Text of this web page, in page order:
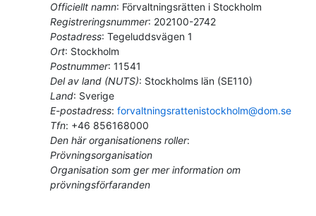
Officiellt namn: Förvaltningsrätten i Stockholm
Registreringsnummer: 202100-2742
Postadress: Tegeluddsvägen 1
Ort: Stockholm
Postnummer: 11541
Del av land (NUTS): Stockholms län (SE110)
Land: Sverige
E-postadress: forvaltningsrattenistockholm@dom.se
Tfn: +46 856168000
Den här organisationens roller:
Prövningsorganisation
Organisation som ger mer information om
prövningsförfaranden